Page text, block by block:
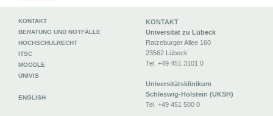
KONTAKT
Universität zu Lübeck
Ratzeburger Allee 160
23562 Lübeck
Tel. +49 451 3101 0
Universitätsklinikum
Schleswig-Holstein (UKSH)
Tel. +49 451 500 0
KONTAKT
BERATUNG UND NOTFÄLLE
HOCHSCHULRECHT
ITSC
MOODLE
UNIVIS
ENGLISH